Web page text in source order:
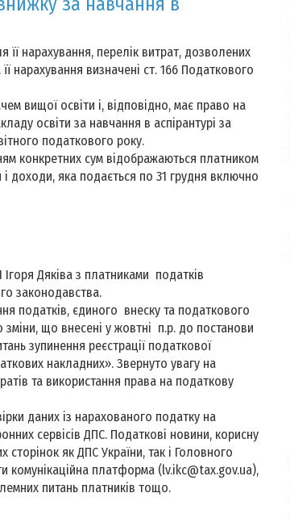
нарахування, перелік витрат, дозволених
нарахування визначені ст. 166 Податкового
вищої освіти і, відповідно, має право на
освіти за навчання в аспірантурі за
податкового року.
конкретних сум відображаються платником
і доходи, яка подається по 31 грудня включно
Дяківа з платниками податків
законодавства.
податків, єдиного внеску та податкового
що внесені у жовтні п.р. до постанови
зупинення реєстрації податкової
накладних». Звернуто увагу на
та використання права на податкову
даних із нарахованого податку на
сервісів ДПС. Податкові новини, корисну
як ДПС України, так і Головного
комунікаційна платформа (lv.ikc@tax.gov.ua),
питань платників тощо.